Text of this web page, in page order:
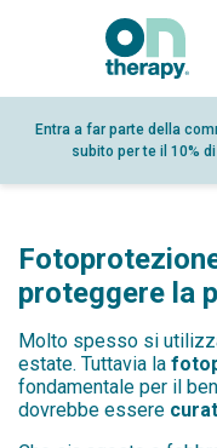
Entra a far parte della
subito per te il 10%
proteggere la
Molto spesso si
estate. Tuttavia la
fondamentale per il
dovrebbe essere